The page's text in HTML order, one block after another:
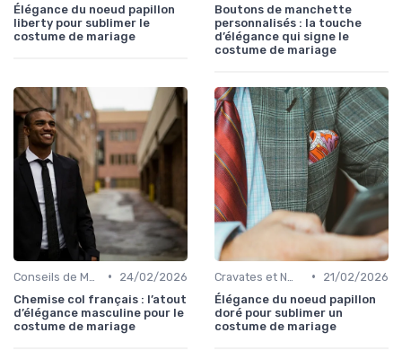
Élégance du noeud papillon
liberty pour sublimer le
costume de mariage
Boutons de manchette
personnalisés : la touche
d’élégance qui signe le
costume de mariage
•
24/02/2026
Chemise col français : l’atout
d’élégance masculine pour le
costume de mariage
•
21/02/2026
Élégance du noeud papillon
doré pour sublimer un
costume de mariage